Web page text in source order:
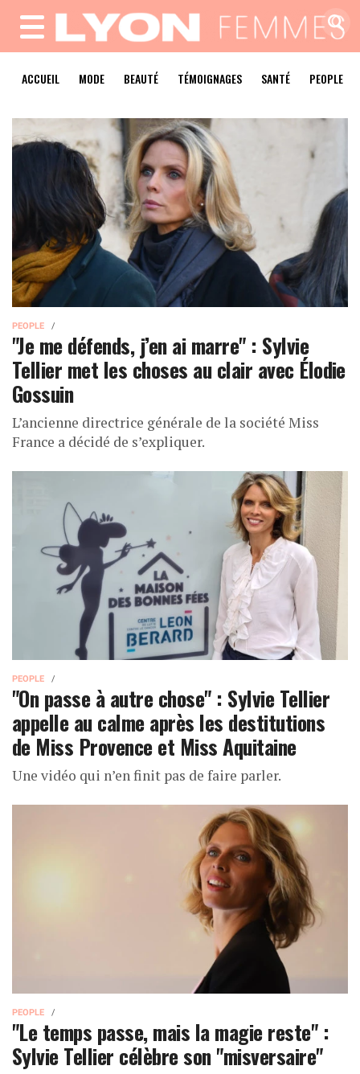
MENU
ACCUEIL MODE BEAUTÉ TÉMOIGNAGES SANTÉ PEOPLE
PEOPLE
"Je me défends, j’en ai marre" : Sylvie
Tellier met les choses au clair avec Élodie
Gossuin
L’ancienne directrice générale de la société Miss
France a décidé de s’expliquer.
PEOPLE
"On passe à autre chose" : Sylvie Tellier
appelle au calme après les destitutions
de Miss Provence et Miss Aquitaine
Une vidéo qui n’en finit pas de faire parler.
PEOPLE
"Le temps passe, mais la magie reste" :
Sylvie Tellier célèbre son "misversaire"